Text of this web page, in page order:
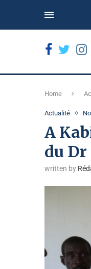
Home
Actualité
A
du
written by